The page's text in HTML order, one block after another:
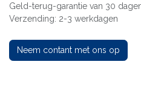
Geld-terug-garantie van 30
Verzending: 2-3 werkdagen
Neem contant met ons op